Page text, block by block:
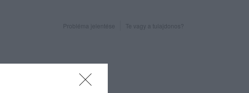
Probléma jelentése Te vagy a tulajdonos?